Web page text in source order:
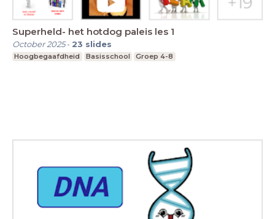
Superheld- het hotdog paleis les 1
October 2025- 23 slides
Hoogbegaafdheid Basisschool Groep 4-8